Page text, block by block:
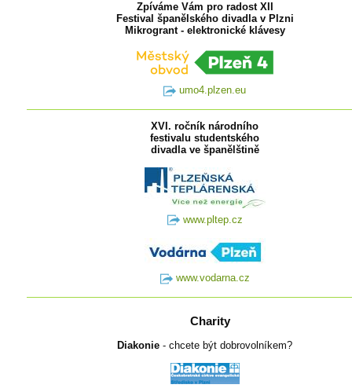
Zpíváme Vám pro radost XII
Festival španělského divadla v Plzni
Mikrogrant - elektronické klávesy
umo4.plzen.eu
XVI. ročník národního
festivalu studentského
divadla ve španělštině
www.pltep.cz
www.vodarna.cz
Charity
Diakonie - chcete být dobrovolníkem?